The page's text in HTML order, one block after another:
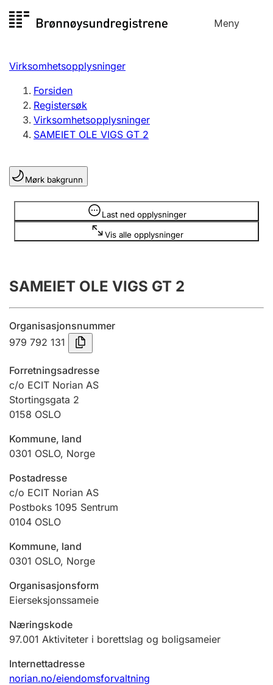
til
Meny
Registersøk
Aksjeselskap
Enkeltpersonforetak
Registrere, endre, slette
Lag og forening
Registrere, endre, slette
Innsending og forsinkelsesgebyr
Tinglysing
Jeger
Betaling og jegeravgiftskort
Ektepaktveileder
Offentlig sektor
Andre tema
Virksomhetsopplysninger
Forsiden
Registersøk
Virksomhetsopplysninger
SAMEIET OLE VIGS GT 2
Mørk bakgrunn
Last ned opplysninger
Vis alle opplysninger
Opplysninger er skjult
SAMEIET OLE VIGS GT 2
Organisasjonsnummer
979 792 131
Forretningsadresse
c/o ECIT Norian AS
Stortingsgata 2
0158 OSLO
Kommune, land
0301 OSLO, Norge
Postadresse
c/o ECIT Norian AS
Postboks 1095 Sentrum
0104 OSLO
Kommune, land
0301 OSLO, Norge
Organisasjonsform
Eierseksjonssameie
Næringskode
97.001 Aktiviteter i borettslag og boligsameier
Internettadresse
norian.no/eiendomsforvaltning